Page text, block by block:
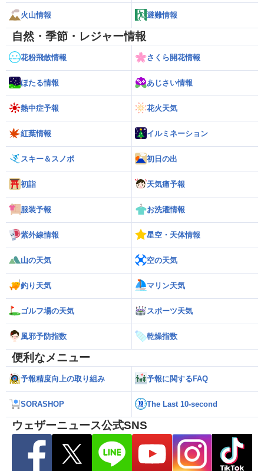
火山情報 避難情報
自然・季節・レジャー情報
花粉飛散情報 さくら開花情報
ほたる情報 あじさい情報
熱中症予報 花火天気
紅葉情報 イルミネーション
スキー＆スノボ 初日の出
初詣 天気痛予報
服装予報 お洗濯情報
紫外線情報 星空・天体情報
山の天気 空の天気
釣り天気 マリン天気
ゴルフ場の天気 スポーツ天気
風邪予防指数 乾燥指数
便利なメニュー
予報精度向上の取り組み 予報に関するFAQ
SORASHOP The Last 10-second
ウェザーニュース公式SNS